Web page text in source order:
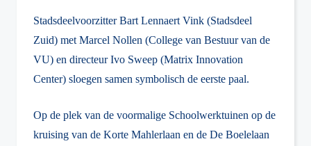
Stadsdeelvoorzitter Bart Lennaert Vink (Stadsdeel
Zuid) met Marcel Nollen (College van Bestuur van de
VU) en directeur Ivo Sweep (Matrix Innovation
Center) sloegen samen symbolisch de eerste paal.
Op de plek van de voormalige Schoolwerktuinen op de
kruising van de Korte Mahlerlaan en de De Boelelaan